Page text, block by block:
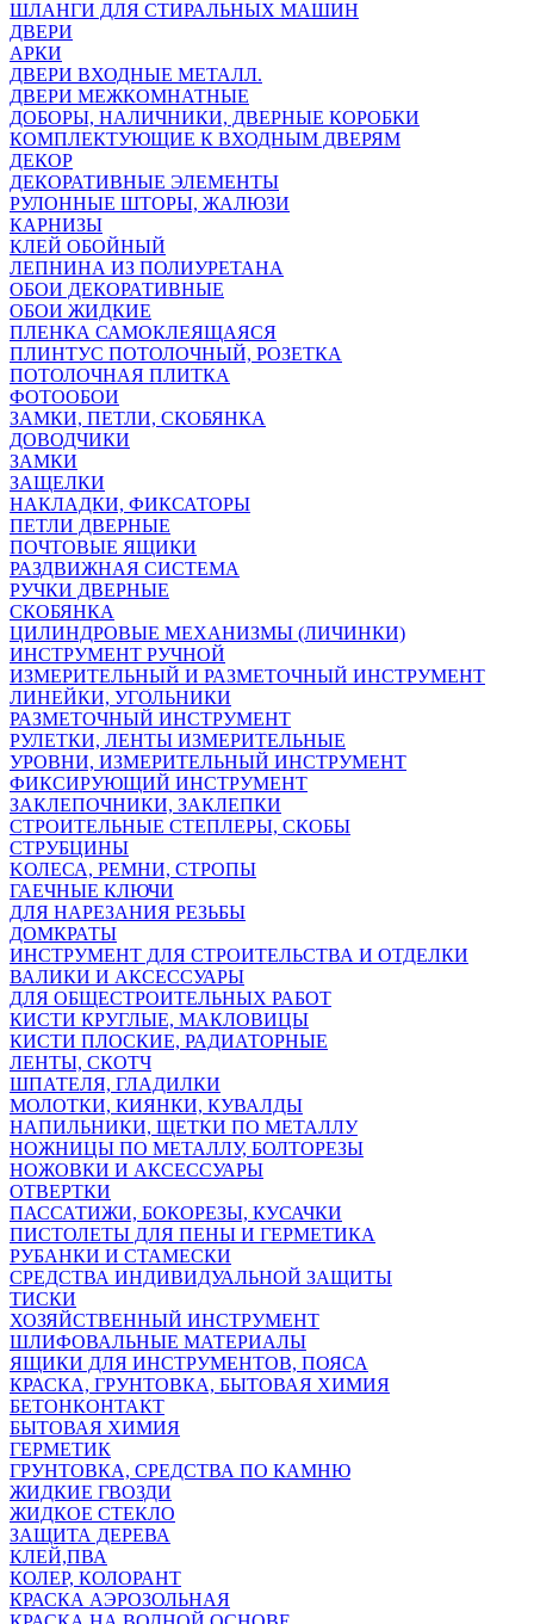
ШЛАНГИ ДЛЯ СТИРАЛЬНЫХ МАШИН
ДВЕРИ
АРКИ
ДВЕРИ ВХОДНЫЕ МЕТАЛЛ.
ДВЕРИ МЕЖКОМНАТНЫЕ
ДОБОРЫ, НАЛИЧНИКИ, ДВЕРНЫЕ КОРОБКИ
КОМПЛЕКТУЮЩИЕ К ВХОДНЫМ ДВЕРЯМ
ДЕКОР
ДЕКОРАТИВНЫЕ ЭЛЕМЕНТЫ
РУЛОННЫЕ ШТОРЫ, ЖАЛЮЗИ
КАРНИЗЫ
КЛЕЙ ОБОЙНЫЙ
ЛЕПНИНА ИЗ ПОЛИУРЕТАНА
ОБОИ ДЕКОРАТИВНЫЕ
ОБОИ ЖИДКИЕ
ПЛЕНКА САМОКЛЕЯЩАЯСЯ
ПЛИНТУС ПОТОЛОЧНЫЙ, РОЗЕТКА
ПОТОЛОЧНАЯ ПЛИТКА
ФОТООБОИ
ЗАМКИ, ПЕТЛИ, СКОБЯНКА
ДОВОДЧИКИ
ЗАМКИ
ЗАЩЕЛКИ
НАКЛАДКИ, ФИКСАТОРЫ
ПЕТЛИ ДВЕРНЫЕ
ПОЧТОВЫЕ ЯЩИКИ
РАЗДВИЖНАЯ СИСТЕМА
РУЧКИ ДВЕРНЫЕ
СКОБЯНКА
ЦИЛИНДРОВЫЕ МЕХАНИЗМЫ (ЛИЧИНКИ)
ИНСТРУМЕНТ РУЧНОЙ
ИЗМЕРИТЕЛЬНЫЙ И РАЗМЕТОЧНЫЙ ИНСТРУМЕНТ
ЛИНЕЙКИ, УГОЛЬНИКИ
РАЗМЕТОЧНЫЙ ИНСТРУМЕНТ
РУЛЕТКИ, ЛЕНТЫ ИЗМЕРИТЕЛЬНЫЕ
УРОВНИ, ИЗМЕРИТЕЛЬНЫЙ ИНСТРУМЕНТ
ФИКСИРУЮЩИЙ ИНСТРУМЕНТ
ЗАКЛЕПОЧНИКИ, ЗАКЛЕПКИ
СТРОИТЕЛЬНЫЕ СТЕПЛЕРЫ, СКОБЫ
СТРУБЦИНЫ
KОЛЕСА, РЕМНИ, СТРОПЫ
ГАЕЧНЫЕ КЛЮЧИ
ДЛЯ НАРЕЗАНИЯ РЕЗЬБЫ
ДОМКРАТЫ
ИНСТРУМЕНТ ДЛЯ СТРОИТЕЛЬСТВА И ОТДЕЛКИ
ВАЛИКИ И АКСЕССУАРЫ
ДЛЯ ОБЩЕСТРОИТЕЛЬНЫХ РАБОТ
КИСТИ КРУГЛЫЕ, МАКЛОВИЦЫ
КИСТИ ПЛОСКИЕ, РАДИАТОРНЫЕ
ЛЕНТЫ, СКОТЧ
ШПАТЕЛЯ, ГЛАДИЛКИ
МОЛОТКИ, КИЯНКИ, КУВАЛДЫ
НАПИЛЬНИКИ, ЩЕТКИ ПО МЕТАЛЛУ
НОЖНИЦЫ ПО МЕТАЛЛУ, БОЛТОРЕЗЫ
НОЖОВКИ И АКСЕССУАРЫ
ОТВЕРТКИ
ПАССАТИЖИ, БОКОРЕЗЫ, КУСАЧКИ
ПИСТОЛЕТЫ ДЛЯ ПЕНЫ И ГЕРМЕТИКА
РУБАНКИ И СТАМЕСКИ
СРЕДСТВА ИНДИВИДУАЛЬНОЙ ЗАЩИТЫ
ТИСКИ
ХОЗЯЙСТВЕННЫЙ ИНСТРУМЕНТ
ШЛИФОВАЛЬНЫЕ МАТЕРИАЛЫ
ЯЩИКИ ДЛЯ ИНСТРУМЕНТОВ, ПОЯСА
КРАСКА, ГРУНТОВКА, БЫТОВАЯ ХИМИЯ
БЕТОНКОНТАКТ
БЫТОВАЯ ХИМИЯ
ГЕРМЕТИК
ГРУНТОВКА, СРЕДСТВА ПО КАМНЮ
ЖИДКИЕ ГВОЗДИ
ЖИДКОЕ СТЕКЛО
ЗАЩИТА ДЕРЕВА
КЛЕЙ,ПВА
КОЛЕР, КОЛОРАНТ
КРАСКА АЭРОЗОЛЬНАЯ